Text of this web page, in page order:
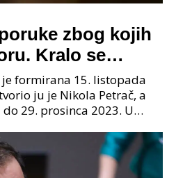
zbog kojih
Kralo se
iz vlade biti
formirana 15. listopada
ju je Nikola Petrač, a
29. prosinca 2023. U